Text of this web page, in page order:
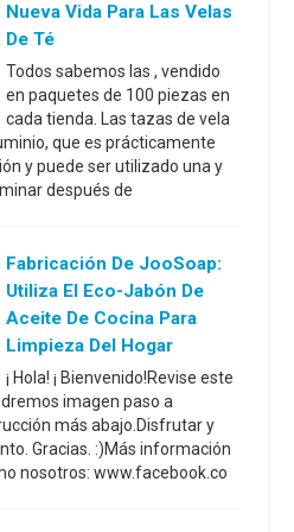
Nueva Vida Para Las Velas
De Té
Todos sabemos las , vendido
en paquetes de 100 piezas en
cada tienda. Las tazas de vela
que es prácticamente
y puede ser utilizado una y
después de
Fabricación De JooSoap:
Utiliza El Eco-Jabón De
Aceite De Cocina Para
Limpieza Del Hogar
¡ Hola! ¡ Bienvenido!Revise este
imagen paso a
más abajo.Disfrutar y
Gracias. :)Más información
nosotros: www.facebook.co